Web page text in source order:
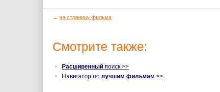
← на страницу фильма
Смотрите также:
Расширенный поиск >>
Навигатор по лучшим фильмам >>